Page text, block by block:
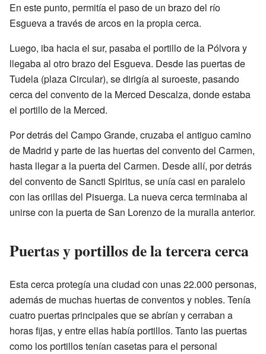
En este punto, permitía el paso de un brazo del río
Esgueva a través de arcos en la propia cerca.
Luego, iba hacia el sur, pasaba el portillo de la Pólvora y
llegaba al otro brazo del Esgueva. Desde las puertas de
Tudela (plaza Circular), se dirigía al suroeste, pasando
cerca del convento de la Merced Descalza, donde estaba
el portillo de la Merced.
Por detrás del Campo Grande, cruzaba el antiguo camino
de Madrid y parte de las huertas del convento del Carmen,
hasta llegar a la puerta del Carmen. Desde allí, por detrás
del convento de Sancti Spiritus, se unía casi en paralelo
con las orillas del Pisuerga. La nueva cerca terminaba al
unirse con la puerta de San Lorenzo de la muralla anterior.
Puertas y portillos de la tercera cerca
Esta cerca protegía una ciudad con unas 22.000 personas,
además de muchas huertas de conventos y nobles. Tenía
cuatro puertas principales que se abrían y cerraban a
horas fijas, y entre ellas había portillos. Tanto las puertas
como los portillos tenían casetas para el personal